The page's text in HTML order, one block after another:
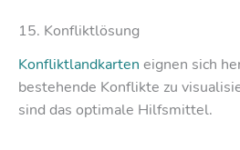
15. Konfliktlösung
Konfliktlandkarten eignen sich
bestehende Konflikte zu
sind das optimale Hilfsmittel.